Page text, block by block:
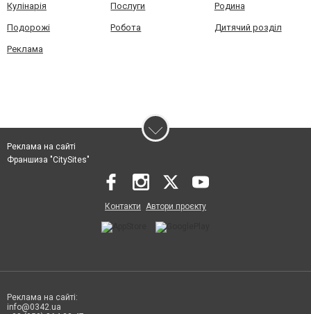
Кулінарія Послуги Родина
Подорожі Робота Дитячий розділ
Реклама
Реклама на сайті
Франшиза "CitySites"
Контакти Автори проєкту
Реклама на сайті:
info@0342.ua